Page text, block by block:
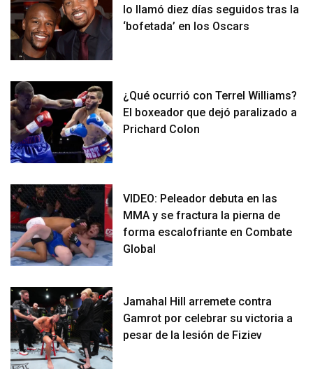
lo llamó diez días seguidos tras la
‘bofetada’ en los Oscars
¿Qué ocurrió con Terrel Williams?
El boxeador que dejó paralizado a
Prichard Colon
VIDEO: Peleador debuta en las
MMA y se fractura la pierna de
forma escalofriante en Combate
Global
Jamahal Hill arremete contra
Gamrot por celebrar su victoria a
pesar de la lesión de Fiziev